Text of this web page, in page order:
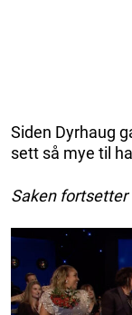
Siden Dyrhaug
sett så mye til
Saken